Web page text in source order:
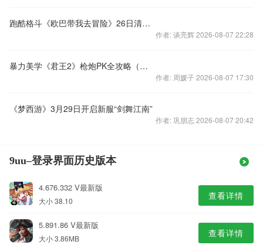
跑酷格斗《欧巴带我去冒险》26日清新内测
作者: 谈亮辉 2026-08-07 22:28
暴力美学《君王2》枪炮PK全攻略（上）
作者: 周媛子 2026-08-07 17:30
《梦西游》3月29日开启新服“剑舞江南”
作者: 巩朋志 2026-08-07 20:42
9uu–登录界面历史版本
4.676.332 V最新版
大小 38.10 查看详情
5.891.86 V最新版
大小 3.86MB 查看详情